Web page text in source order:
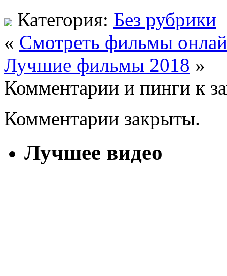
Категория: Без рубрики
« Смотреть фильмы
Лучшие фильмы 2018 »
Комментарии и пинги к
Комментарии закрыты.
Лучшее видео